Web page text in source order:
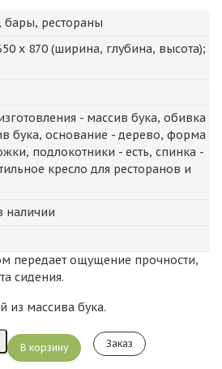
бары, рестораны
х 870 (ширина, глубина, высота);
- массив бука, обивка
бука, основание - дерево, форма
подлокотники - есть, спинка -
кресло для ресторанов и
наличии
передает ощущение прочности,
сидения.
из массива бука.
Заказ